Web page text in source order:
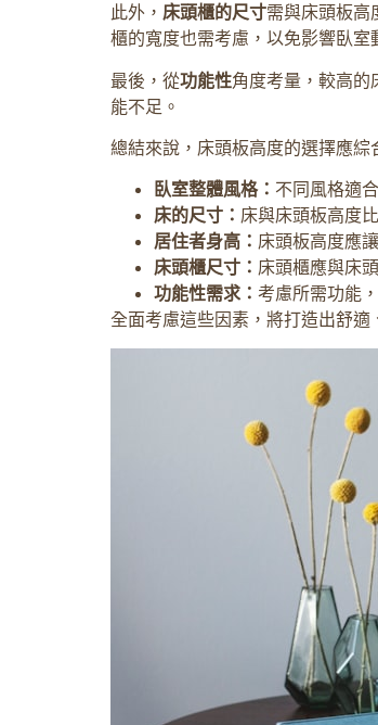
此外， 床頭櫃的尺寸需與床頭板高
櫃的寬度也需考慮，以免影響臥室
最後，從功能性角度考量，較高的
能不足。
總結來說，床頭板高度的選擇應綜
臥室整體風格： 不同風格適
床的尺寸： 床與床頭板高度
居住者身高： 床頭板高度應
床頭櫃尺寸： 床頭櫃應與床
功能性需求： 考慮所需功能
全面考慮這些因素，將打造出舒